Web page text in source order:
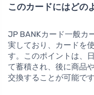
このカードにはどの
JP BANKカード一般カ
実しており、カードを
す。このポイントは、
て蓄積され、後に商品
交換することが可能です